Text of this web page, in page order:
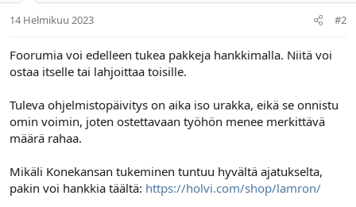
14 Helmikuu 2023 #2
Foorumia voi edelleen tukea pakkeja hankkimalla. Niitä voi
ostaa itselle tai lahjoittaa toisille.
Tuleva ohjelmistopäivitys on aika iso urakka, eikä se onnistu
omin voimin, joten ostettavaan työhön menee merkittävä
määrä rahaa.
Mikäli Konekansan tukeminen tuntuu hyvältä ajatukselta,
pakin voi hankkia täältä: https://holvi.com/shop/lamron/